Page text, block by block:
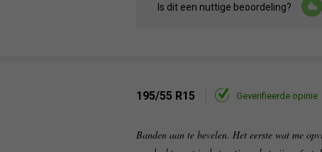
Is dit een nuttige beoordeling?
195/55 R15 Geverifieerde opinie
Banden aan te bevelen. Het eerste wat me